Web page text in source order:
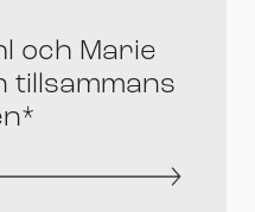
och Marie
tillsammans